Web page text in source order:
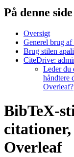
På denne side
Oversigt
Generel brug
Brug stilen
CiteDrive:
Leder du
håndtere
Overleaf?
BibTeX-
Overleaf